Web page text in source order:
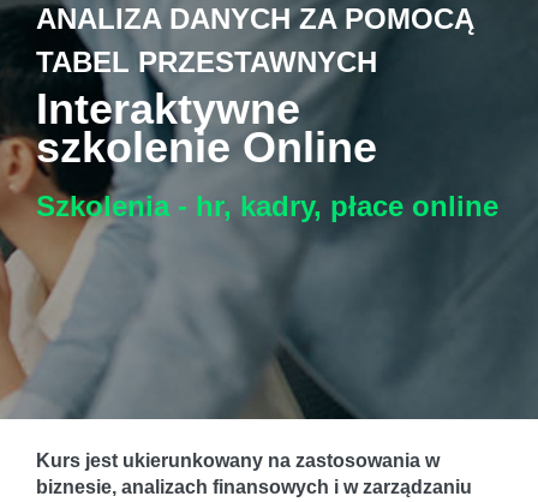
ANALIZA DANYCH ZA POMOCĄ
TABEL PRZESTAWNYCH
Interaktywne
szkolenie Online
Szkolenia - hr, kadry, płace online
Kurs jest ukierunkowany na zastosowania w
biznesie, analizach finansowych i w zarządzaniu